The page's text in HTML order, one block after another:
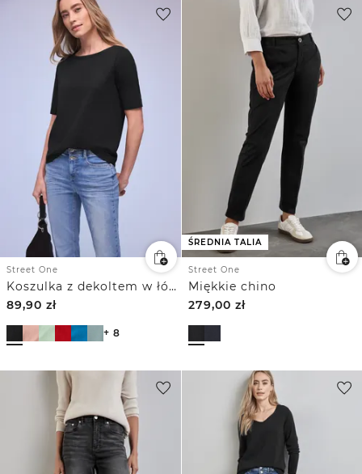
Street One
Koszulka z dekoltem w łódkę
89,90 zł
+ 8
ŚREDNIA TALIA
Street One
Miękkie chino
279,00 zł